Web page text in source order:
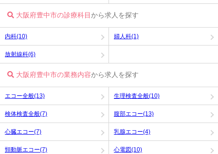
大阪府豊中市の診療科目から求人を探す
内科(10) 婦人科(1)
放射線科(6)
大阪府豊中市の業務内容から求人を探す
エコー全般(13) 生理検査全般(10)
検体検査全般(7) 腹部エコー(13)
心臓エコー(7) 乳腺エコー(4)
頸動脈エコー(7) 心電図(10)